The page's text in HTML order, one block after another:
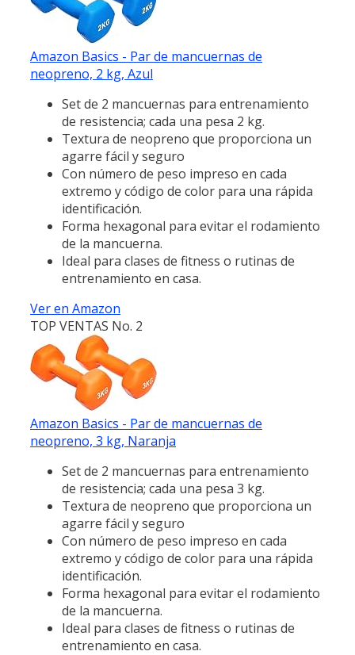
Amazon Basics - Par de mancuernas de
neopreno, 2 kg, Azul
Set de 2 mancuernas para entrenamiento
de resistencia; cada una pesa 2 kg.
Textura de neopreno que proporciona un
agarre fácil y seguro
Con número de peso impreso en cada
extremo y código de color para una rápida
identificación.
Forma hexagonal para evitar el rodamiento
de la mancuerna.
Ideal para clases de fitness o rutinas de
entrenamiento en casa.
Ver en Amazon
TOP VENTAS No. 2
Amazon Basics - Par de mancuernas de
neopreno, 3 kg, Naranja
Set de 2 mancuernas para entrenamiento
de resistencia; cada una pesa 3 kg.
Textura de neopreno que proporciona un
agarre fácil y seguro
Con número de peso impreso en cada
extremo y código de color para una rápida
identificación.
Forma hexagonal para evitar el rodamiento
de la mancuerna.
Ideal para clases de fitness o rutinas de
entrenamiento en casa.